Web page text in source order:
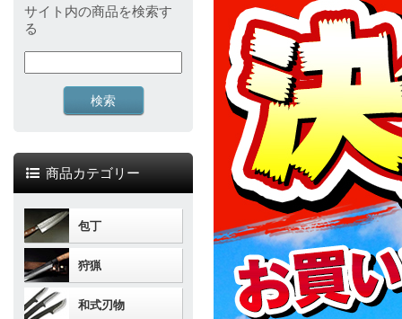
サイト内の商品を検索す
る
商品カテゴリー
包丁
狩猟
和式刃物